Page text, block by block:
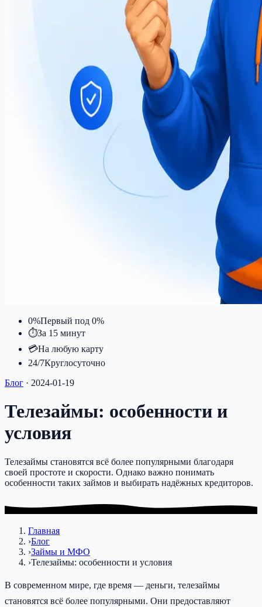
0%Первый под 0%
⏱За 15 минут
💳На любую карту
24/7Круглосуточно
Блог · 2024-01-19
Телезаймы: особенности и
условия
Телезаймы становятся всё более популярными благодаря
своей простоте и скорости. Однако важно понимать
особенности таких займов и выбирать надёжных кредиторов.
Главная
›Блог
›Займы и МФО
›Телезаймы: особенности и условия
В современном мире, где время — деньги, телезаймы
становятся всё более популярными. Они предоставляют